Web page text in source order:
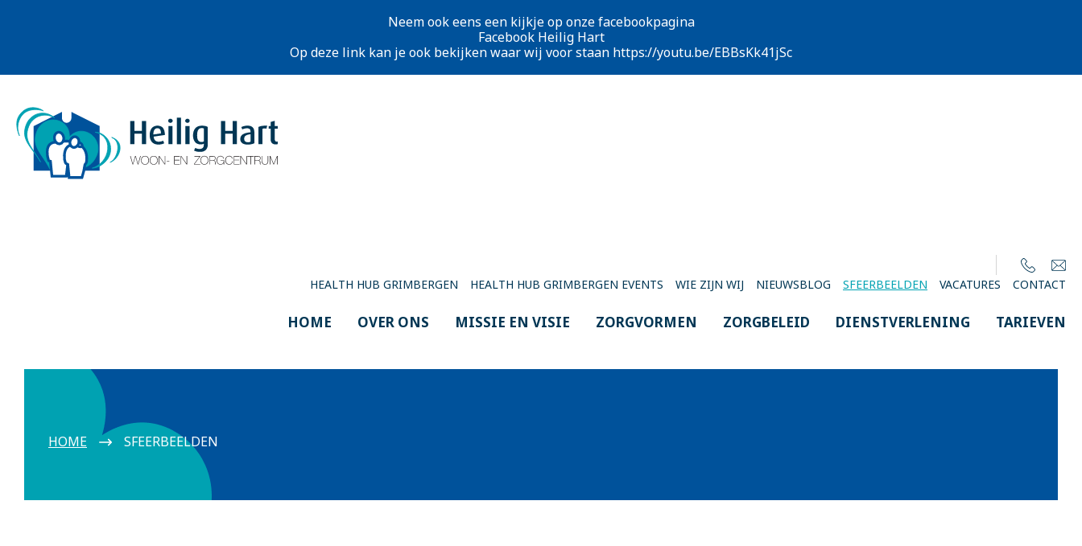
Neem ook eens een kijkje op onze facebookpagina
Facebook Heilig Hart
Op deze link kan je ook bekijken waar wij voor staan https://youtu.be/EBBsKk41jSc
HEALTH HUB GRIMBERGEN HEALTH HUB GRIMBERGEN EVENTS WIE ZIJN WIJ NIEUWSBLOG SFEERBEELDEN VACATURES CONTACT
HOME OVER ONS MISSIE EN VISIE ZORGVORMEN ZORGBELEID DIENSTVERLENING TARIEVEN
HOME SFEERBEELDEN